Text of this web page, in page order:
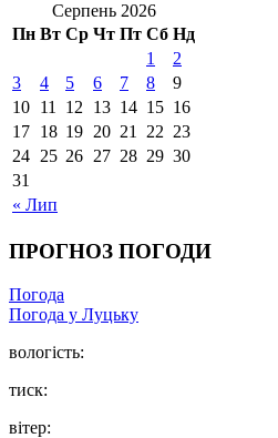
Серпень 2026
Пн Вт Ср Чт Пт Сб Нд
« Лип
1
2
3
4 5 6 7 8
9
10 11 12 13 14 15 16
17 18 19 20 21 22 23
24 25 26 27 28 29 30
31
ПРОГНОЗ ПОГОДИ
Погода
Погода у Луцьку
вологість:
тиск:
вітер: